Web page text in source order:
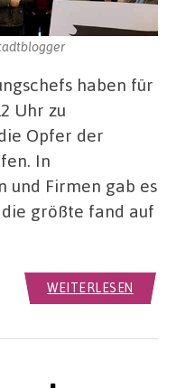
haben für
Uhr zu
Opfer der
In
und Firmen gab es
größte fand auf
WEITERLESEN